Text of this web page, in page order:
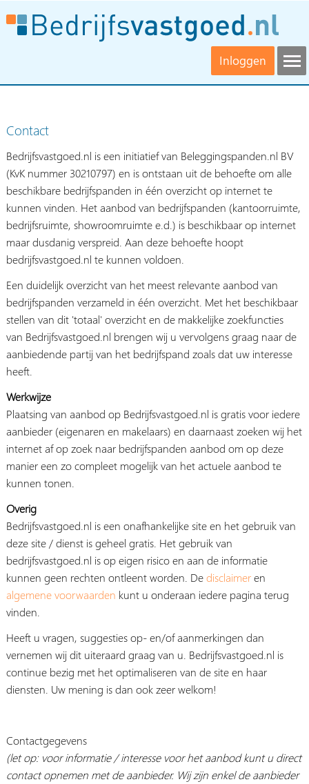
Inloggen
Contact
Bedrijfsvastgoed.nl is een initiatief van Beleggingspanden.nl BV
(KvK nummer 30210797) en is ontstaan uit de behoefte om alle
beschikbare bedrijfspanden in één overzicht op internet te
kunnen vinden. Het aanbod van bedrijfspanden (kantoorruimte,
bedrijfsruimte, showroomruimte e.d.) is beschikbaar op internet
maar dusdanig verspreid. Aan deze behoefte hoopt
bedrijfsvastgoed.nl te kunnen voldoen.
Een duidelijk overzicht van het meest relevante aanbod van
bedrijfspanden verzameld in één overzicht. Met het beschikbaar
stellen van dit 'totaal' overzicht en de makkelijke zoekfuncties
van Bedrijfsvastgoed.nl brengen wij u vervolgens graag naar de
aanbiedende partij van het bedrijfspand zoals dat uw interesse
heeft.
Werkwijze
Plaatsing van aanbod op Bedrijfsvastgoed.nl is gratis voor iedere
aanbieder (eigenaren en makelaars) en daarnaast zoeken wij het
internet af op zoek naar bedrijfspanden aanbod om op deze
manier een zo compleet mogelijk van het actuele aanbod te
kunnen tonen.
Overig
Bedrijfsvastgoed.nl is een onafhankelijke site en het gebruik van
deze site / dienst is geheel gratis. Het gebruik van
bedrijfsvastgoed.nl is op eigen risico en aan de informatie
kunnen geen rechten ontleent worden. Dedisclaimeren
algemene voorwaarden kunt u onderaan iedere pagina terug
vinden.
Heeft u vragen, suggesties op- en/of aanmerkingen dan
vernemen wij dit uiteraard graag van u. Bedrijfsvastgoed.nl is
continue bezig met het optimaliseren van de site en haar
diensten. Uw mening is dan ook zeer welkom!
Contactgegevens
(let op: voor informatie / interesse voor het aanbod kunt u direct
contact opnemen met de aanbieder. Wij zijn enkel de aanbieder